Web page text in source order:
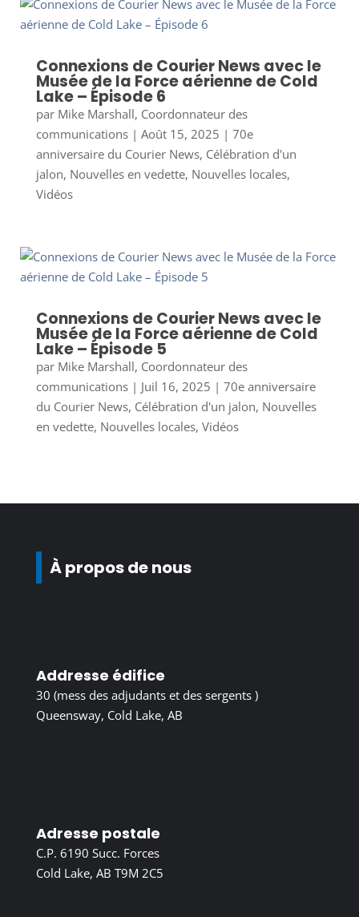
Connexions de Courier News avec le
Musée de la Force aérienne de Cold
Lake – Épisode 6
par Mike Marshall, Coordonnateur des
communications| Août 15, 2025 | 70e
anniversaire du Courier News, Célébration d'un
jalon, Nouvelles en vedette, Nouvelles locales,
Vidéos
Connexions de Courier News avec le
Musée de la Force aérienne de Cold
Lake – Épisode 5
par Mike Marshall, Coordonnateur des
communications| Juil 16, 2025 | 70e anniversaire
du Courier News, Célébration d'un jalon, Nouvelles
en vedette, Nouvelles locales, Vidéos
À propos de nous
Addresse édifice
30 (mess des adjudants et des sergents )
Queensway, Cold Lake, AB
Adresse postale
C.P. 6190 Succ. Forces
Cold Lake, AB T9M 2C5